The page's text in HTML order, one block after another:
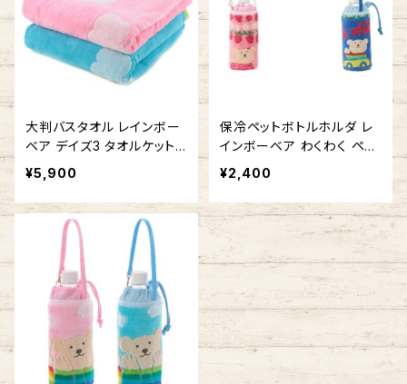
大判バスタオル レインボー
ベア デイズ3 タオルケット
お昼寝に 今治タオルの日本
¥5,900
保冷ペットボトルホルダ レ
インボーベア わくわく ペッ
トボトルケース 今治タオル
の日本製
¥2,400